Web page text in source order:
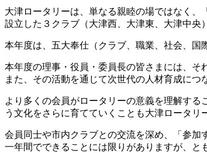
大津ロータリーは、単なる親睦の場ではなく
設立した３クラブ（大津西、大津東、大津中央
本年度は、五大奉仕（クラブ、職業、社会、国
本年度の理事・役員・委員長の皆さまには、そ
また、その活動を通じて次世代の人材育成につ
より多くの会員がロータリーの意義を理解す
う文化をさらに育てていくことも大津ロータリ
会員同士や市内クラブとの交流を深め、「参加
一年間でできることには限りがありますが、と